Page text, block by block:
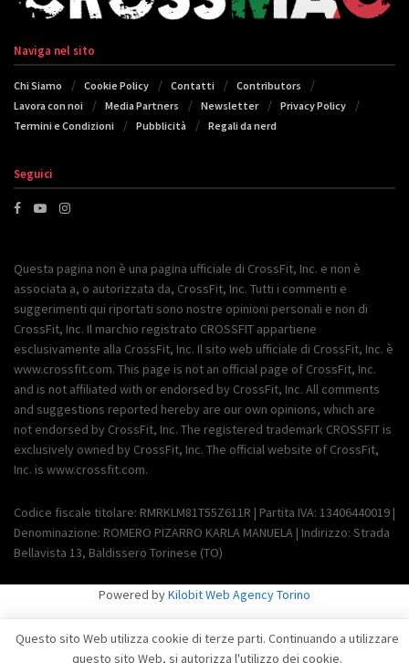
Naviga nel sito
Chi Siamo Cookie Policy Contatti
Contributors
Lavora con noi
Media Partners Newsletter
Privacy Policy
Termini e Condizioni
Pubblicità Regali da nerd
Seguici
Questa pagina non è una pagina ufficiale di CrossFit, Inc. e non è
associata a, o autorizzata da, CrossFit, Inc. Tutti i commenti e
suggerimenti qui riportati sono nostre opinioni personali e non di
CrossFit, Inc. Il marchio registrato CROSSFIT appartiene
esclusivamente alla CrossFit, Inc. Il sito web ufficiale di CrossFit, Inc. è
www.crossfit.com. This page is not an official page of CrossFit, Inc.
and is not affiliated with or endorsed by CrossFit, Inc. All comments
and suggestions reported hereby are our own opinions, which are
not endorsed by CrossFit, Inc. The registered trademark CROSSFIT is
exclusively owned by CrossFit, Inc. The official website of CrossFit,
Inc. is www.crossfit.com.
Codice fiscale titolare: RMRKLM81T55Z611R | Partita IVA: 13406440019 |
Denominazione: ROMERO PIZARRO KARLA MANUELA | Indirizzo: Strada
Bellavista 13, Baldissero Torinese (TO)
Powered byKilobit Web Agency Torino
Questo sito Web utilizza cookie di terze parti. Continuando a utilizzare
questo sito Web, si autorizza l'utilizzo dei cookie.